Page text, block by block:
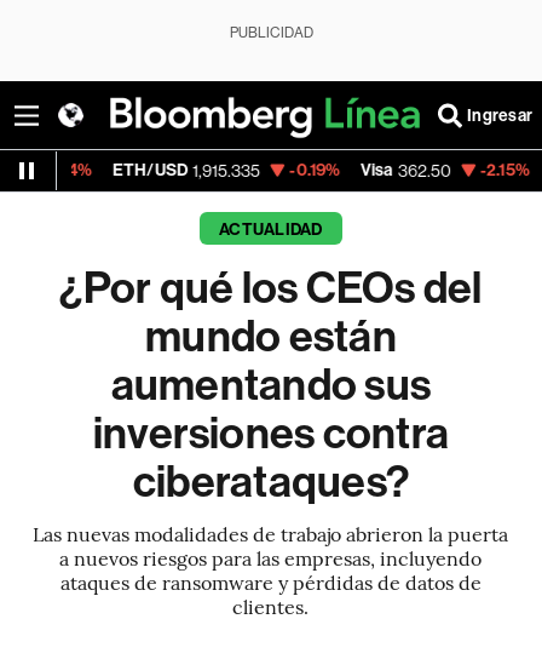
PUBLICIDAD
Ingresar
1,915.335 -0.19% Visa 362.50 -2.15% MercadoLibre
ACTUALIDAD
¿Por qué los CEOs del
mundo están
aumentando sus
inversiones contra
ciberataques?
Las nuevas modalidades de trabajo abrieron la puerta
a nuevos riesgos para las empresas, incluyendo
ataques de ransomware y pérdidas de datos de
clientes.